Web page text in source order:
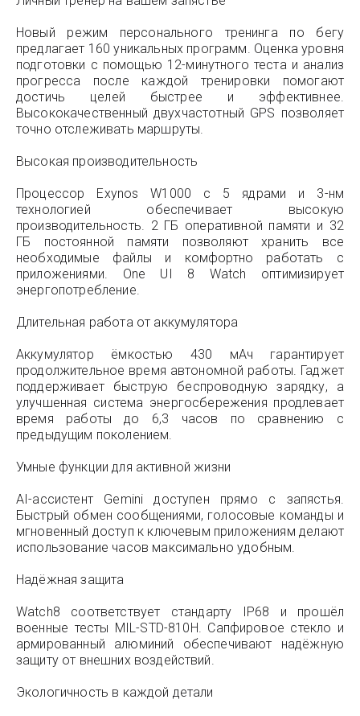
Новый режим персонального тренинга по бегу
предлагает 160 уникальных программ. Оценка уровня
подготовки с помощью 12-минутного теста и анализ
прогресса после каждой тренировки помогают
достичь целей быстрее и эффективнее.
Высококачественный двухчастотный GPS позволяет
точно отслеживать маршруты.
Высокая производительность
Процессор Exynos W1000 с 5 ядрами и 3-нм
технологией обеспечивает высокую
производительность. 2 ГБ оперативной памяти и 32
ГБ постоянной памяти позволяют хранить все
необходимые файлы и комфортно работать с
приложениями. One UI 8 Watch оптимизирует
энергопотребление.
Длительная работа от аккумулятора
Аккумулятор ёмкостью 430 мАч гарантирует
продолжительное время автономной работы. Гаджет
поддерживает быструю беспроводную зарядку, а
улучшенная система энергосбережения продлевает
время работы до 6,3 часов по сравнению с
предыдущим поколением.
Умные функции для активной жизни
AI-ассистент Gemini доступен прямо с запястья.
Быстрый обмен сообщениями, голосовые команды и
мгновенный доступ к ключевым приложениям делают
использование часов максимально удобным.
Надёжная защита
Watch8 соответствует стандарту IP68 и прошёл
военные тесты MIL-STD-810H. Сапфировое стекло и
армированный алюминий обеспечивают надёжную
защиту от внешних воздействий.
Экологичность в каждой детали